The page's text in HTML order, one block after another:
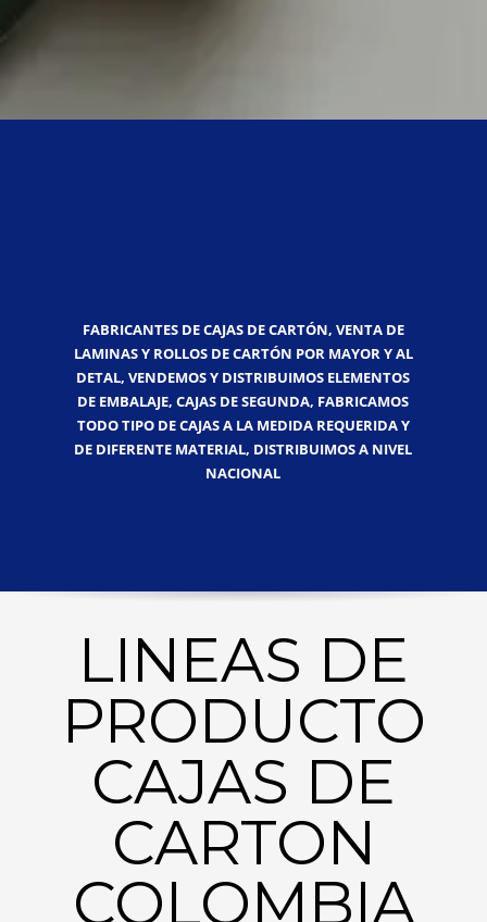
FABRICANTES DE CAJAS DE CARTÓN, VENTA DE
LAMINAS Y ROLLOS DE CARTÓN POR MAYOR Y AL
DETAL, VENDEMOS Y DISTRIBUIMOS ELEMENTOS
DE EMBALAJE, CAJAS DE SEGUNDA, FABRICAMOS
TODO TIPO DE CAJAS A LA MEDIDA REQUERIDA Y
DE DIFERENTE MATERIAL, DISTRIBUIMOS A NIVEL
NACIONAL
LINEAS DE
PRODUCTO
CAJAS DE
CARTON
COLOMBIA